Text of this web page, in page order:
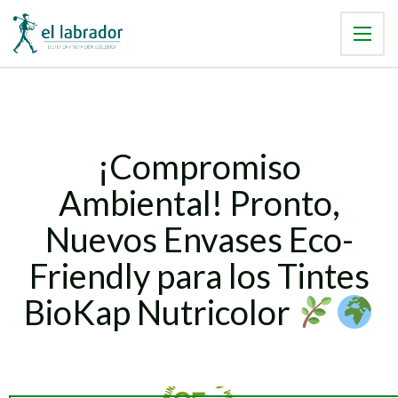
¡Compromiso
Ambiental! Pronto,
Nuevos Envases Eco-
Friendly para los Tintes
BioKap Nutricolor